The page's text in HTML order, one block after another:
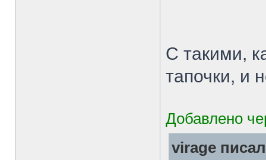
С такими,
тапочки, и
Добавлено
virage